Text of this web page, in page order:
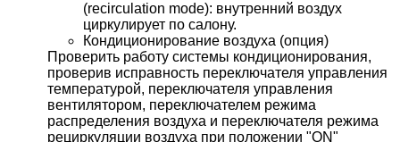
(recirculation mode): внутренний воздух
циркулирует по салону.
Кондиционирование воздуха (опция)
Проверить работу системы кондиционирования,
проверив исправность переключателя управления
температурой, переключателя управления
вентилятором, переключателем режима
распределения воздуха и переключателя режима
рециркуляции воздуха при положении "ON"